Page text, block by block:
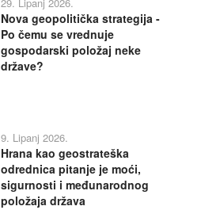
Nova geopolitička strategija -
Po čemu se vrednuje
gospodarski položaj neke
države?
9. Lipanj 2026.
Hrana kao geostrateška
odrednica pitanje je moći,
sigurnosti i međunarodnog
položaja država